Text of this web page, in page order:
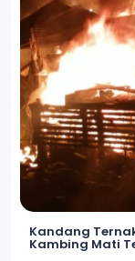
Kandang
Kambing Mati